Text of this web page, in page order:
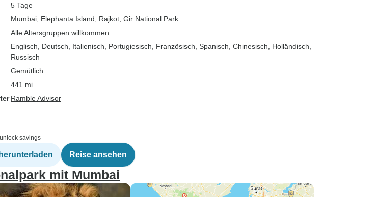
5 Tage
Mumbai , Elephanta Island , Rajkot , Gir National Park
Alle Altersgruppen willkommen
Englisch, Deutsch, Italienisch, Portugiesisch, Französisch, Spanisch, Chinesisch, Holländisch,
Russisch
Gemütlich
441 mi
Ramble Advisor
savings
Reise ansehen
mit Mumbai